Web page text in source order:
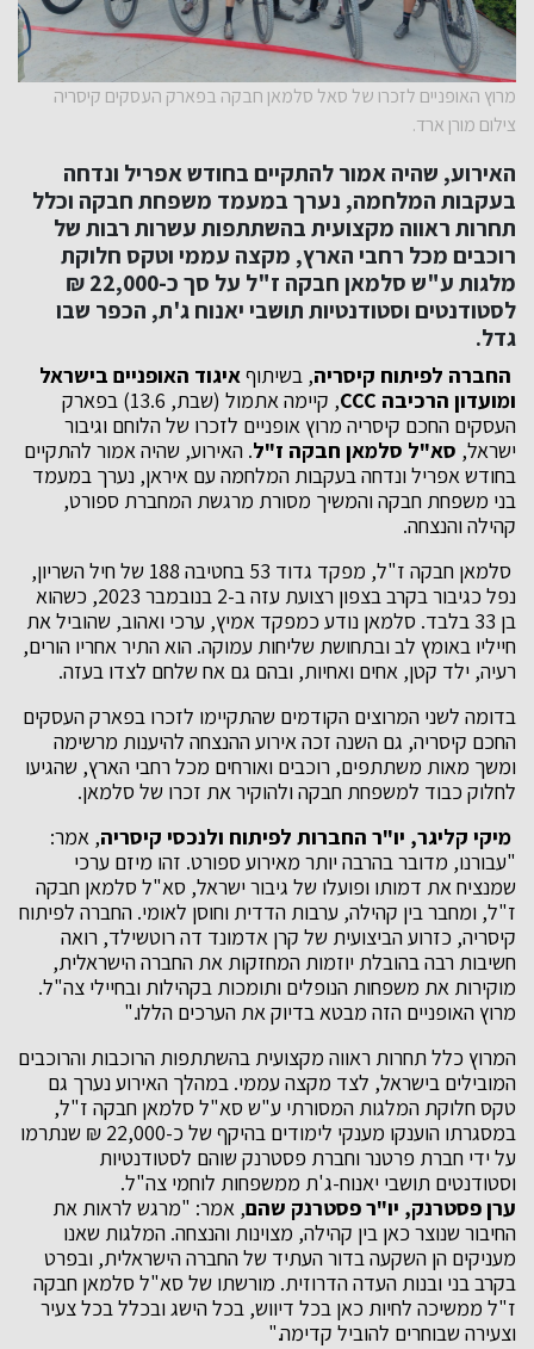
מרוץ האופניים לזכרו של סאל סלמאן חבקה בפארק העסקים קיסריה
צילום מורן ארד.
האירוע, שהיה אמור להתקיים בחודש אפריל ונדחה
בעקבות המלחמה, נערך במעמד משפחת חבקה וכלל
תחרות ראווה מקצועית בהשתתפות עשרות רבות של
רוכבים מכל רחבי הארץ, מקצה עממי וטקס חלוקת
מלגות ע"ש סלמאן חבקה ז"ל על סך כ-22,000 ₪
לסטודנטים וסטודנטיות תושבי יאנוח ג'ת, הכפר שבו
גדל.
החברה לפיתוח קיסריה, בשיתוףאיגוד האופניים בישראל
ומועדון הרכיבה CCC
, קיימה אתמול (שבת, 13.6) בפארק
העסקים החכם קיסריה מרוץ אופניים לזכרו של הלוחם וגיבור
ישראל, סא"ל סלמאן חבקה ז"ל. האירוע, שהיה אמור להתקיים
בחודש אפריל ונדחה בעקבות המלחמה עם איראן, נערך במעמד
בני משפחת חבקה והמשיך מסורת מרגשת המחברת ספורט,
קהילה והנצחה.
​ סלמאן חבקה ז"ל, מפקד גדוד 53 בחטיבה 188 של חיל השריון,
נפל כגיבור בקרב בצפון רצועת עזה ב-2 בנובמבר 2023, כשהוא
בן 33 בלבד. סלמאן נודע כמפקד אמיץ, ערכי ואהוב, שהוביל את
חייליו באומץ לב ובתחושת שליחות עמוקה. הוא התיר אחריו הורים,
רעיה, ילד קטן, אחים ואחיות, ובהם גם אח שלחם לצדו בעזה.
בדומה לשני המרוצים הקודמים שהתקיימו לזכרו בפארק העסקים
החכם קיסריה, גם השנה זכה אירוע ההנצחה להיענות מרשימה
ומשך מאות משתתפים, רוכבים ואורחים מכל רחבי הארץ, שהגיעו
לחלוק כבוד למשפחת חבקה ולהוקיר את זכרו של סלמאן.
מיקי קליגר, יו"ר החברות לפיתוח ולנכסי קיסריה, אמר:
"עבורנו, מדובר בהרבה יותר מאירוע ספורט. זהו מיזם ערכי
שמנציח את דמותו ופועלו של גיבור ישראל, סא"ל סלמאן חבקה
ז"ל, ומחבר בין קהילה, ערבות הדדית וחוסן לאומי. החברה לפיתוח
קיסריה, כזרוע הביצועית של קרן אדמונד דה רוטשילד, רואה
חשיבות רבה בהובלת יוזמות המחזקות את החברה הישראלית,
מוקירות את משפחות הנופלים ותומכות בקהילות ובחיילי צה"ל.
מרוץ האופניים הזה מבטא בדיוק את הערכים הללו."
המרוץ כלל תחרות ראווה מקצועית בהשתתפות הרוכבות והרוכבים
המובילים בישראל, לצד מקצה עממי. במהלך האירוע נערך גם
טקס חלוקת המלגות המסורתי ע"ש סא"ל סלמאן חבקה ז"ל,
במסגרתו הוענקו מענקי לימודים בהיקף של כ-22,000 ₪ שנתרמו
על ידי חברת פרטנר וחברת פסטרנק שוהם לסטודנטיות
וסטודנטים תושבי יאנוח-ג'ת ממשפחות לוחמי צה"ל.
ערן פסטרנק, יו"ר פסטרנק שהם, אמר: "מרגש לראות את
החיבור שנוצר כאן בין קהילה, מצוינות והנצחה. המלגות שאנו
מעניקים הן השקעה בדור העתיד של החברה הישראלית, ובפרט
בקרב בני ובנות העדה הדרוזית. מורשתו של סא"ל סלמאן חבקה
ז"ל ממשיכה לחיות כאן בכל דיווש, בכל הישג ובכלל בכל צעיר
וצעירה שבוחרים להוביל קדימה."